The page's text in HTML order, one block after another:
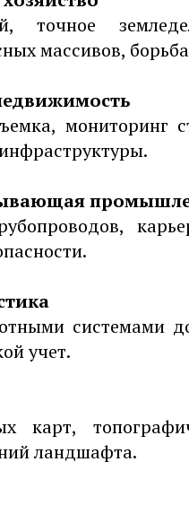
точное
массивов,
мониторинг
системами
учет.
карт,
ландшафта.